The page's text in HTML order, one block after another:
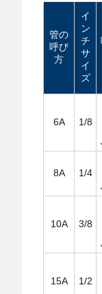
管の
呼び
方
イ
ン
チ
サ
イ
ズ
6A 1/8
8A 1/4
10A 3/8
15A 1/2